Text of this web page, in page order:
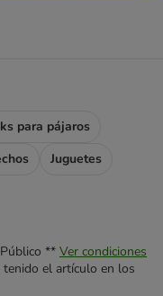
para pájaros
Juguetes
** Ver condiciones
el artículo en los